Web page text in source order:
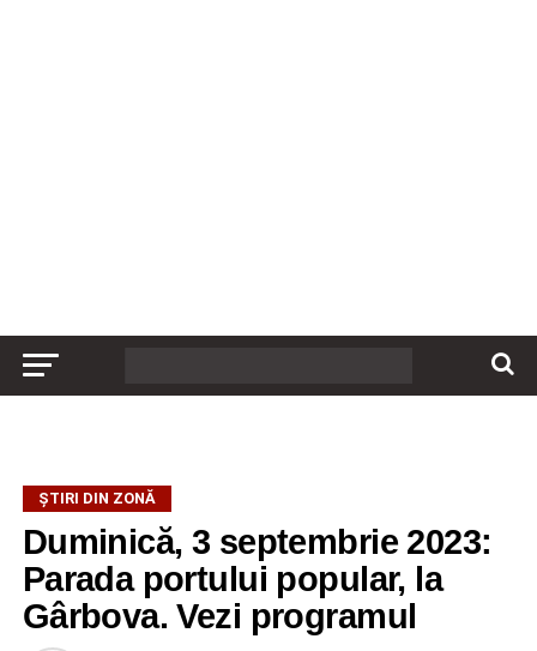
ȘTIRI DIN ZONĂ
Duminică, 3 septembrie 2023:
Parada portului popular, la
Gârbova. Vezi programul